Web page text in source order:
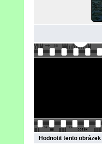
Hodnotit tento obrázek